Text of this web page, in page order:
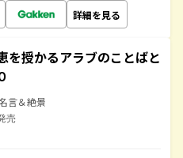
詳細を見る
を授かるアラブのことばと
言＆絶景
売